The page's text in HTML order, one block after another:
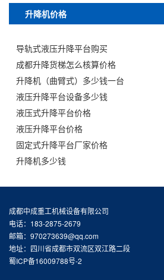
升降机价格
导轨式液压升降平台购买
成都升降货梯怎么核算价格
升降机（曲臂式）多少钱一台
液压升降平台设备多少钱
液压式升降平台价格
液压升降平台价格
固定式升降平台厂家价格
升降机多少钱
成都中成重工机械设备有限公司
电话：183-2875-2679
邮箱：970273639@qq.com
地址：四川省成都市双流区双江路二段
蜀ICP备16009788号-2